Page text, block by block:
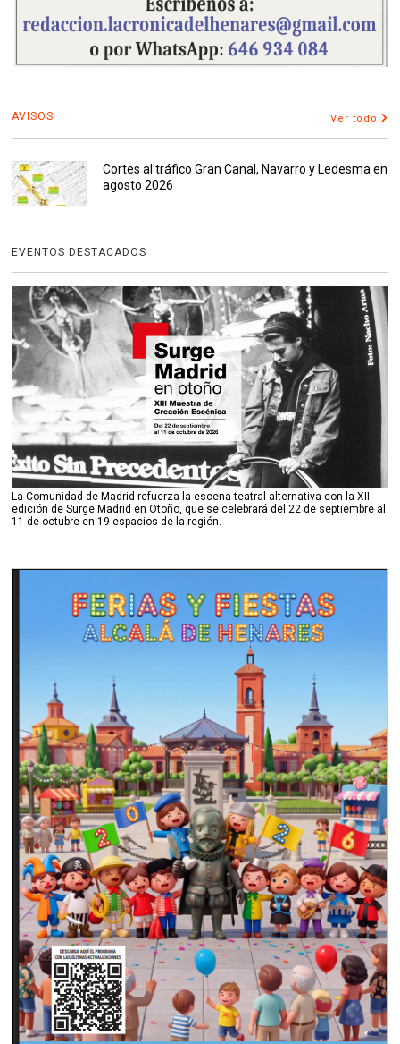
AVISOS Ver todo
Cortes al tráfico Gran Canal, Navarro y Ledesma en
agosto 2026
EVENTOS DESTACADOS
La Comunidad de Madrid refuerza la escena teatral alternativa con la XII
edición de Surge Madrid en Otoño, que se celebrará del 22 de septiembre al
11 de octubre en 19 espacios de la región.